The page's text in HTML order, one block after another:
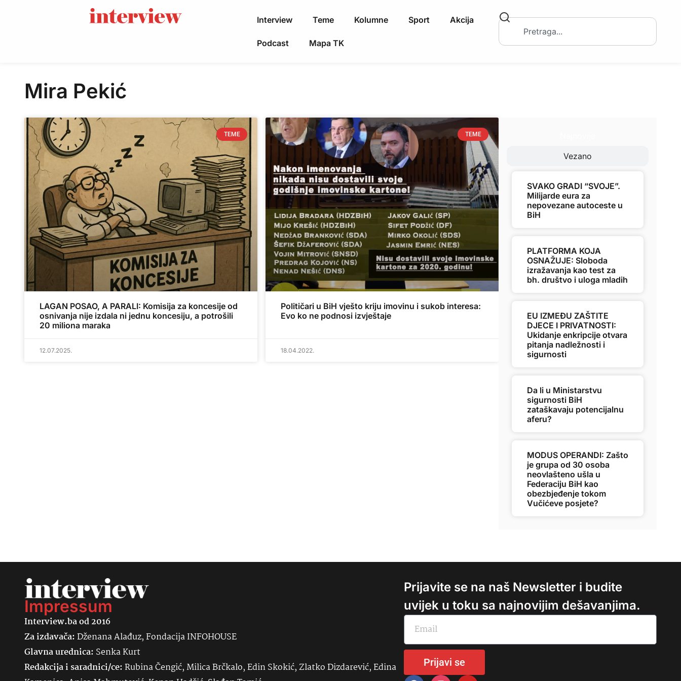
Interview Teme Kolumne Sport Akcija
Podcast Mapa TK
Mira Pekić
TEME
LAGAN POSAO, A PARALI: Komisija za koncesije od
osnivanja nije izdala ni jednu koncesiju, a potrošili
20 miliona maraka
12.07.2025.
TEME
Političari u BiH vješto kriju imovinu i sukob interesa:
Evo ko ne podnosi izvještaje
18.04.2022.
Vezano
SVAKO GRADI “SVOJE”.
Milijarde eura za
nepovezane autoceste u
BiH
PLATFORMA KOJA
OSNAŽUJE: Sloboda
izražavanja kao test za
bh. društvo i uloga mladih
EU IZMEĐU ZAŠTITE
DJECE I PRIVATNOSTI:
Ukidanje enkripcije otvara
pitanja nadležnosti i
sigurnosti
Da li u Ministarstvu
sigurnosti BiH
zataškavaju potencijalnu
aferu?
MODUS OPERANDI: Zašto
je grupa od 30 osoba
neovlašteno ušla u
Federaciju BiH kao
obezbjeđenje tokom
Vučićeve posjete?
Impressum
Interview.ba od 2016
Za izdavača:Dženana Alađuz, Fondacija INFOHOUSE
Glavna urednica: SenkaKurt
Redakcija i saradnici/ce:Rubina Čengić, Milica Brčkalo, Edin Skokić, Zlatko Dizdarević, Edina
Prijavite se na naš Newsletter i budite
uvijek u toku sa najnovijim dešavanjima.
Prijavi se